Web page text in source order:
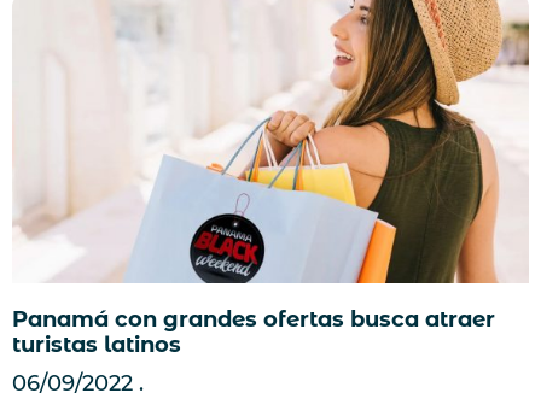
Panamá con grandes ofertas busca atraer
turistas latinos
06/09/2022